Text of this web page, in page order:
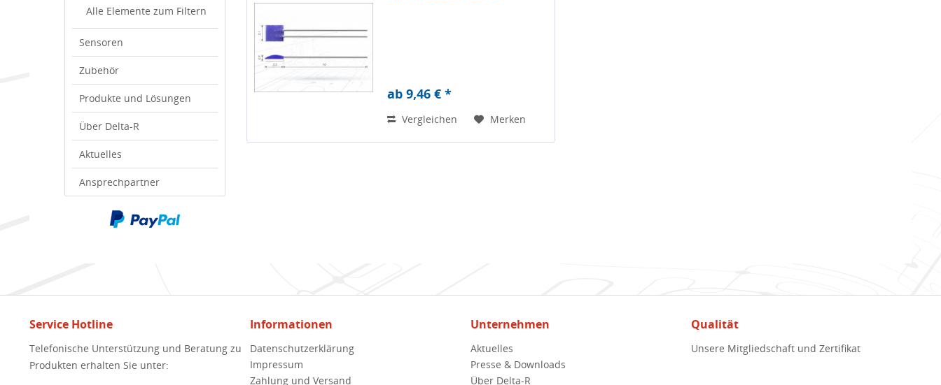
Alle Elemente zum Filtern
Sensoren
Zubehör
Produkte und Lösungen
Über Delta-R
Aktuelles
Ansprechpartner
ab 9,46 € *
Vergleichen Merken
Service Hotline
Telefonische Unterstützung und Beratung zu
Produkten erhalten Sie unter:
Informationen
Datenschutzerklärung
Impressum
Zahlung und Versand
Unternehmen
Aktuelles
Presse & Downloads
Über Delta-R
Qualität
Unsere Mitgliedschaft und Zertifikat